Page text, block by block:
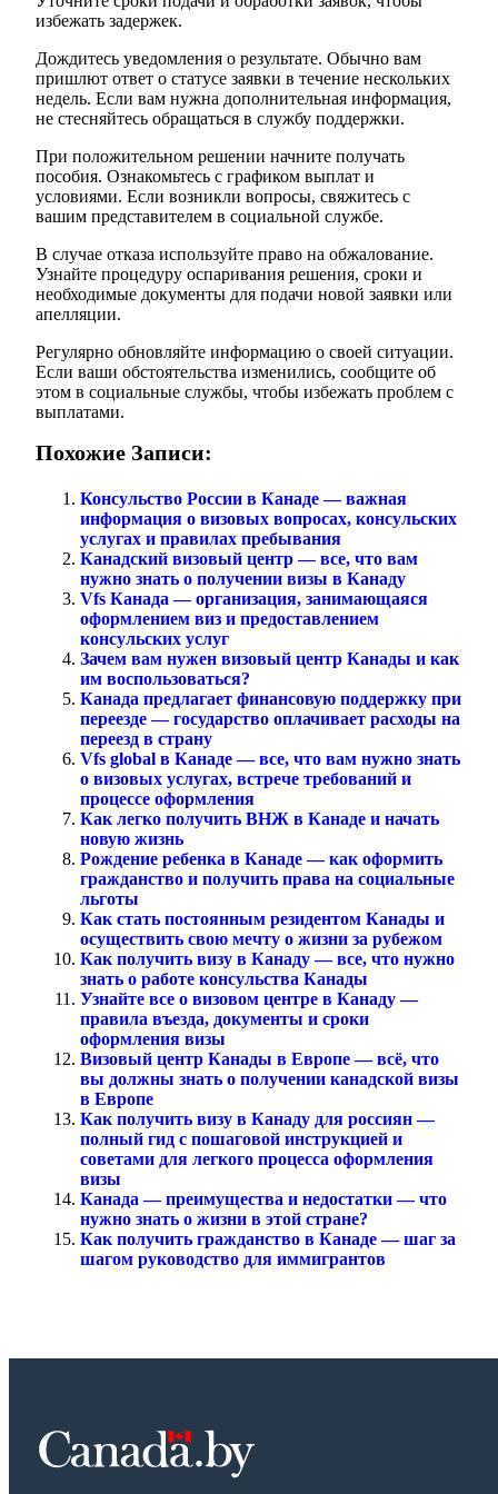
избежать задержек.
Дождитесь уведомления о результате. Обычно вам
пришлют ответ о статусе заявки в течение нескольких
недель. Если вам нужна дополнительная информация,
не стесняйтесь обращаться в службу поддержки.
При положительном решении начните получать
пособия. Ознакомьтесь с графиком выплат и
условиями. Если возникли вопросы, свяжитесь с
вашим представителем в социальной службе.
В случае отказа используйте право на обжалование.
Узнайте процедуру оспаривания решения, сроки и
необходимые документы для подачи новой заявки или
апелляции.
Регулярно обновляйте информацию о своей ситуации.
Если ваши обстоятельства изменились, сообщите об
этом в социальные службы, чтобы избежать проблем с
выплатами.
Похожие Записи:
Консульство России в Канаде — важная
информация о визовых вопросах, консульских
услугах и правилах пребывания
Канадский визовый центр — все, что вам
нужно знать о получении визы в Канаду
Vfs Канада — организация, занимающаяся
оформлением виз и предоставлением
консульских услуг
Зачем вам нужен визовый центр Канады и как
им воспользоваться?
Канада предлагает финансовую поддержку при
переезде — государство оплачивает расходы на
переезд в страну
Vfs global в Канаде — все, что вам нужно знать
о визовых услугах, встрече требований и
процессе оформления
Как легко получить ВНЖ в Канаде и начать
новую жизнь
Рождение ребенка в Канаде — как оформить
гражданство и получить права на социальные
льготы
Как стать постоянным резидентом Канады и
осуществить свою мечту о жизни за рубежом
Как получить визу в Канаду — все, что нужно
знать о работе консульства Канады
Узнайте все о визовом центре в Канаду —
правила въезда, документы и сроки
оформления визы
Визовый центр Канады в Европе — всё, что
вы должны знать о получении канадской визы
в Европе
Как получить визу в Канаду для россиян —
полный гид с пошаговой инструкцией и
советами для легкого процесса оформления
визы
Канада — преимущества и недостатки — что
нужно знать о жизни в этой стране?
Как получить гражданство в Канаде — шаг за
шагом руководство для иммигрантов